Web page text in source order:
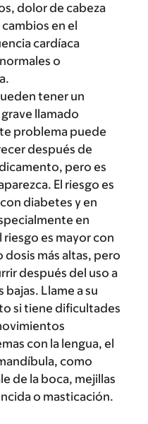
dolor de cabeza
en el
cardíaca
o
tener un
llamado
problema puede
después de
pero es
El riesgo es
diabetes y en
en
riesgo es mayor con
más altas, pero
después del uso a
Llame a su
si tiene dificultades
con la lengua, el
como
de la boca, mejillas
o masticación.